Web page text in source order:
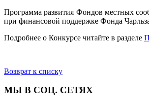
Программа развития Фондов местных
при финансовой поддержке Фонда
Подробнее о Конкурсе читайте в разделе
Возврат к списку
МЫ В СОЦ. СЕТЯХ